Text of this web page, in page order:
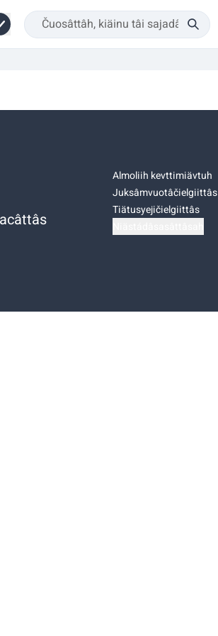
Almoliih kevttimiävtuh
Juksâmvuotâčielgiittâs
Tiätusyejičielgiittâs